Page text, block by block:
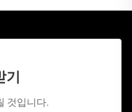
것입니다.